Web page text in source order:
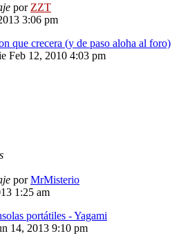
por ZZT
3:06 pm
que crecera (y de paso aloha al foro)
Feb 12, 2010 4:03 pm
porMrMisterio
1:25 am
portátiles - Yagami
14, 2013 9:10 pm